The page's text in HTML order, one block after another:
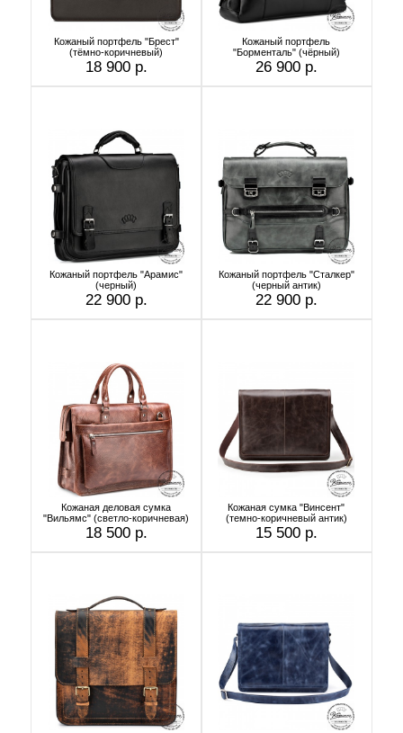
Кожаный портфель "Брест"
(тёмно-коричневый)
18 900 р.
Кожаный портфель
"Борменталь" (чёрный)
26 900 р.
Кожаный портфель "Арамис"
(черный)
22 900 р.
Кожаный портфель "Сталкер"
(черный антик)
22 900 р.
Кожаная деловая сумка
"Вильямс" (светло-коричневая)
18 500 р.
Кожаная сумка "Винсент"
(темно-коричневый антик)
15 500 р.